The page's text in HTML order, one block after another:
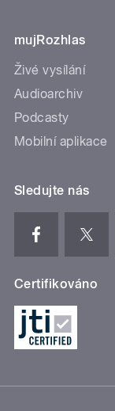
mujRozhlas
Živé vysílání
Audioarchiv
Podcasty
Mobilní aplikace
Sledujte nás
Certifikováno